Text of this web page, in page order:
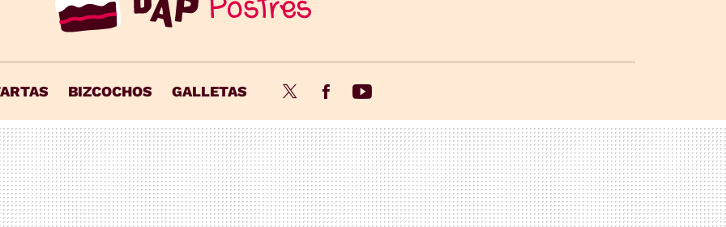
BIZCOCHOS GALLETAS Twitter Facebook